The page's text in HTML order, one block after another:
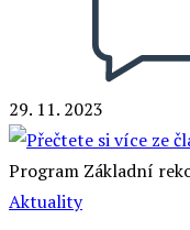
29. 11. 2023
Program Základní
Aktuality